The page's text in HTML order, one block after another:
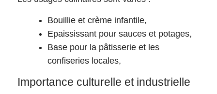
Bouillie et crème infantile,
Epaississant pour sauces et potages,
Base pour la pâtisserie et les
confiseries locales,
Importance culturelle et industrielle